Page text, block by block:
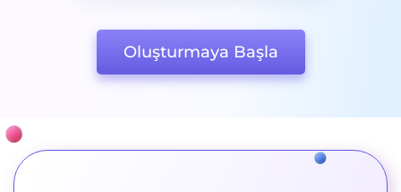
Oluşturmaya Başla